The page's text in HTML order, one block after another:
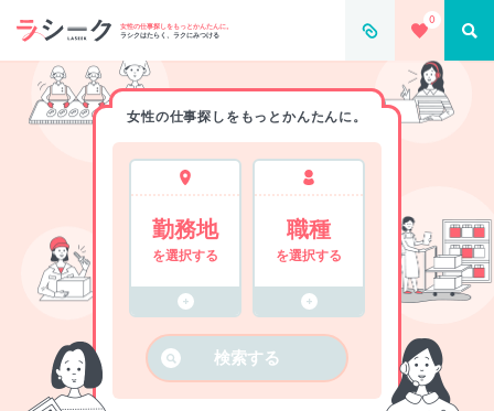
女性の仕事探しをもっとかんたんに。
ラシクはたらく、ラクにみつける
0
女性の仕事探しをもっとかんたんに。
勤務地
を選択する
職種
を選択する
検索する